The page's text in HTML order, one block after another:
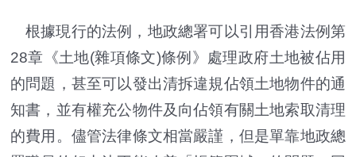
根據現行的法例，地政總署可以引用香港法例第
28章《土地(雜項條文)條例》處理政府土地被佔用
的問題，甚至可以發出清拆違規佔領土地物件的通
知書，並有權充公物件及向佔領有關土地索取清理
的費用。儘管法律條文相當嚴謹，但是單靠地政總